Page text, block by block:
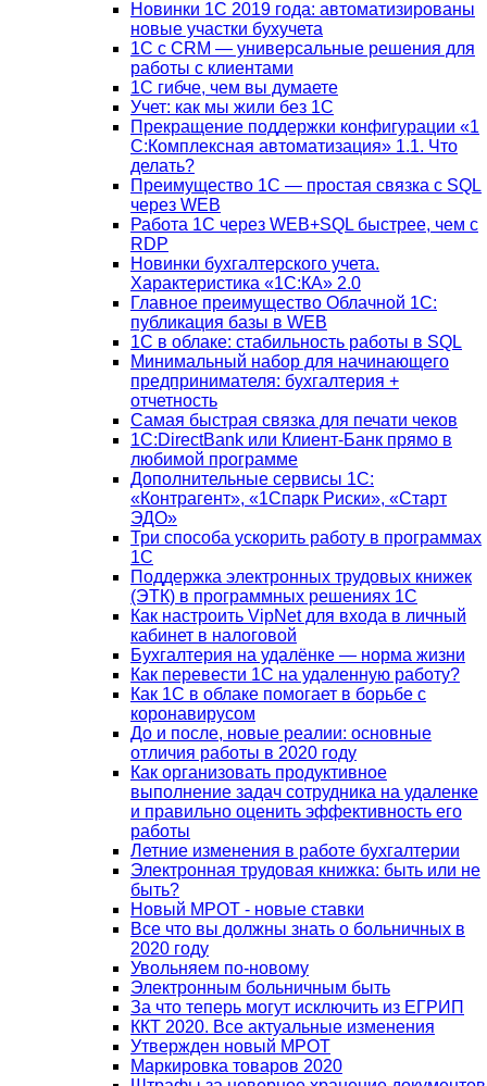
Новинки 1С 2019 года: автоматизированы
новые участки бухучета
1С с CRM — универсальные решения для
работы с клиентами
1С гибче, чем вы думаете
Учет: как мы жили без 1С
Прекращение поддержки конфигурации «1
С:Комплексная автоматизация» 1.1. Что
делать?
Преимущество 1С — простая связка с SQL
через WEB
Работа 1С через WEB+SQL быстрее, чем с
RDP
Новинки бухгалтерского учета.
Характеристика «1С:КА» 2.0
Главное преимущество Облачной 1С:
публикация базы в WEB
1С в облаке: стабильность работы в SQL
Минимальный набор для начинающего
предпринимателя: бухгалтерия +
отчетность
Самая быстрая связка для печати чеков
1С:DirectBank или Клиент-Банк прямо в
любимой программе
Дополнительные сервисы 1С:
«Контрагент», «1Спарк Риски», «Старт
ЭДО»
Три способа ускорить работу в программах
1С
Поддержка электронных трудовых книжек
(ЭТК) в программных решениях 1С
Как настроить VipNet для входа в личный
кабинет в налоговой
Бухгалтерия на удалёнке — норма жизни
Как перевести 1С на удаленную работу?
Как 1С в облаке помогает в борьбе с
коронавирусом
До и после, новые реалии: основные
отличия работы в 2020 году
Как организовать продуктивное
выполнение задач сотрудника на удаленке
и правильно оценить эффективность его
работы
Летние изменения в работе бухгалтерии
Электронная трудовая книжка: быть или не
быть?
Новый МРОТ - новые ставки
Все что вы должны знать о больничных в
2020 году
Увольняем по-новому
Электронным больничным быть
За что теперь могут исключить из ЕГРИП
ККТ 2020. Все актуальные изменения
Утвержден новый МРОТ
Маркировка товаров 2020